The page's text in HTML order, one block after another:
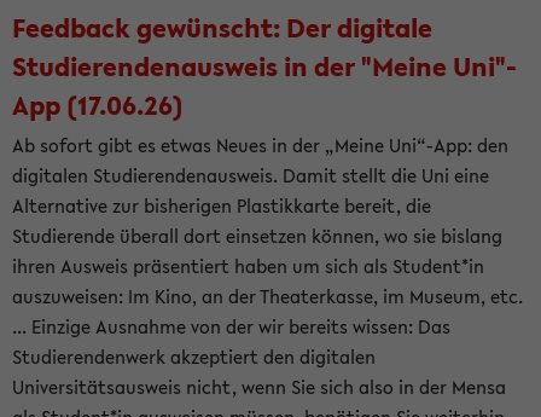
Feedback gewünscht: Der digitale
Studierendenausweis in der "Meine Uni"-
App (17.06.26)
Ab sofort gibt es etwas Neues in der „Meine Uni“-App: den
digitalen Studierendenausweis. Damit stellt die Uni eine
Alternative zur bisherigen Plastikkarte bereit, die
Studierende überall dort einsetzen können, wo sie bislang
ihren Ausweis präsentiert haben um sich als Student*in
auszuweisen: Im Kino, an der Theaterkasse, im Museum, etc.
... Einzige Ausnahme von der wir bereits wissen: Das
Studierendenwerk akzeptiert den digitalen
Universitätsausweis nicht, wenn Sie sich also in der Mensa